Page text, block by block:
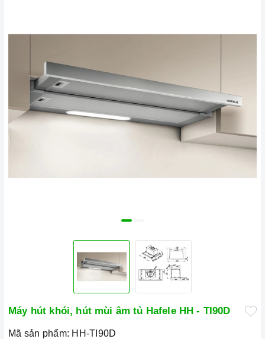
Máy hút khói, hút mùi âm tủ Hafele HH - TI90D
Mã sản phẩm: HH-TI90D